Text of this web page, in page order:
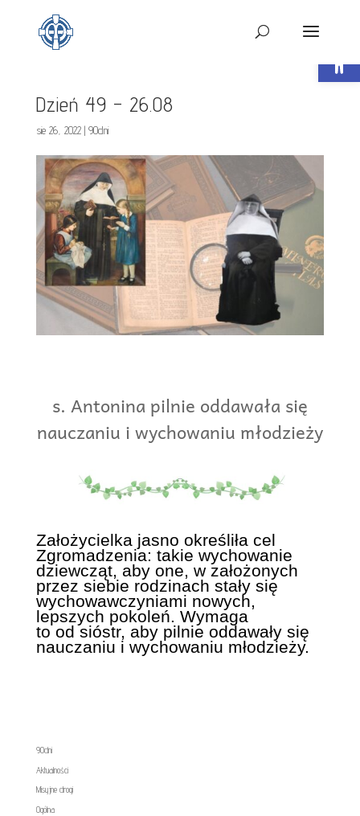
Dzień 49 – 26.08
sie 26, 2022| 90dni
s. Antonina pilnie oddawała się
nauczaniu i wychowaniu młodzieży
Założycielka jasno określiła cel
Zgromadzenia: takie wychowanie
dziewcząt, aby one, w założonych
przez siebie rodzinach stały się
wychowawczyniami nowych,
lepszych pokoleń. Wymaga
to od sióstr, aby pilnie oddawały się
nauczaniu i wychowaniu młodzieży.
90dni
Aktualności
Misyjne drogi
Ogólna